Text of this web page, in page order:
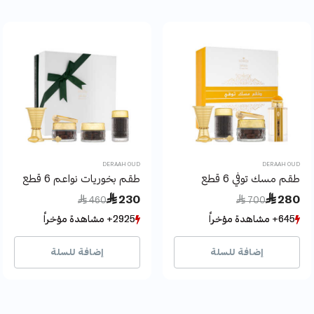
DERAAH OUD
طقم مسك توفي 6 قطع
 280
Price reduced from
 700
to
645+ مشاهدة مؤخراً
132+ بيع مؤخراً
645+ مشاهدة مؤخراً
132+ بيع مؤخراً
إضافة للسلة
DERAAH OUD
طقم بخوريات نواعم 6 قطع
 230
Price reduced from
 460
to
2925+ مشاهدة مؤخراً
998+ بيع مؤخراً
2925+ مشاهدة مؤخراً
998+ بيع مؤخراً
إضافة للسلة